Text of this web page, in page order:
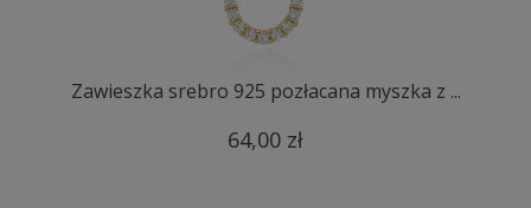
Zawieszka srebro 925 pozłacana myszka z ...
64,00 zł